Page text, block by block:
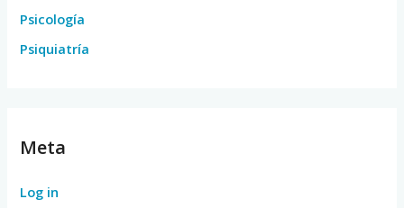
Psicología
Psiquiatría
Meta
Log in